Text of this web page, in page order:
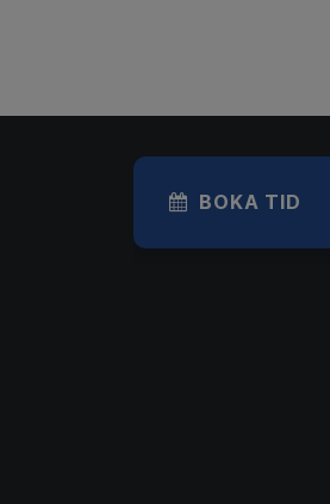
BOKA TID